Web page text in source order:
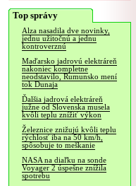
Top správy
Alza nasadila dve novinky,
jednu užitočnú a jednu
kontroverznú
Maďarsko jadrovú elektráreň
nakoniec kompletne
neodstavilo, Rumunsko mení
tok Dunaja
Ďalšia jadrová elektráreň
južne od Slovenska musela
kvôli teplu znížiť výkon
Železnice znižujú kvôli teplu
rýchlosť iba na 50 km/h,
spôsobuje to meškanie
NASA na diaľku na sonde
Voyager 2 úspešne znížila
spotrebu